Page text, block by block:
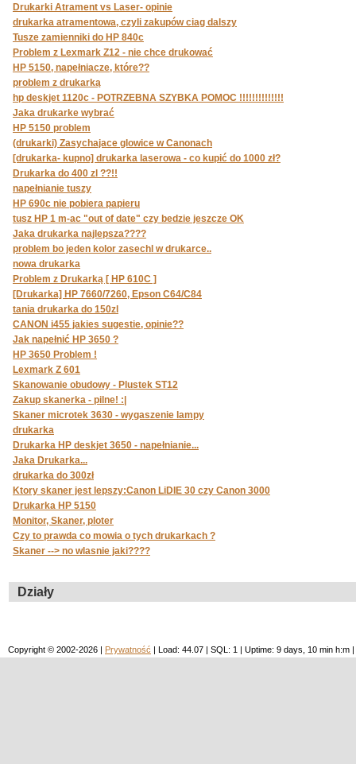
Drukarki Atrament vs Laser- opinie
drukarka atramentowa, czyli zakupów ciag dalszy
Tusze zamienniki do HP 840c
Problem z Lexmark Z12 - nie chce drukować
HP 5150, napełniacze, które??
problem z drukarką
hp deskjet 1120c - POTRZEBNA SZYBKA POMOC !!!!!!!!!!!!!!
Jaka drukarke wybrać
HP 5150 problem
(drukarki) Zasychajace glowice w Canonach
[drukarka- kupno] drukarka laserowa - co kupić do 1000 zł?
Drukarka do 400 zl ??!!
napełnianie tuszy
HP 690c nie pobiera papieru
tusz HP 1 m-ac "out of date" czy bedzie jeszcze OK
Jaka drukarka najlepsza????
problem bo jeden kolor zasechl w drukarce..
nowa drukarka
Problem z Drukarką [ HP 610C ]
[Drukarka] HP 7660/7260, Epson C64/C84
tania drukarka do 150zl
CANON i455 jakies sugestie, opinie??
Jak napełnić HP 3650 ?
HP 3650 Problem !
Lexmark Z 601
Skanowanie obudowy - Plustek ST12
Zakup skanerka - pilne! :|
Skaner microtek 3630 - wygaszenie lampy
drukarka
Drukarka HP deskjet 3650 - napełnianie...
Jaka Drukarka...
drukarka do 300zł
Ktory skaner jest lepszy:Canon LiDIE 30 czy Canon 3000
Drukarka HP 5150
Monitor, Skaner, ploter
Czy to prawda co mowia o tych drukarkach ?
Skaner --> no wlasnie jaki????
Działy
Copyright © 2002-2026 | Prywatność | Load: 44.07 | SQL: 1 | Uptime: 9 days, 10 min h:m